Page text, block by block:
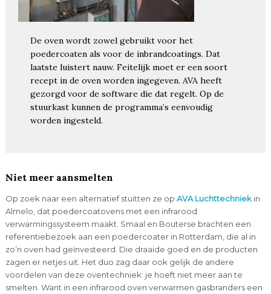
De oven wordt zowel gebruikt voor het
poedercoaten als voor de inbrandcoatings. Dat
laatste luistert nauw. Feitelijk moet er een soort
recept in de oven worden ingegeven. AVA heeft
gezorgd voor de software die dat regelt. Op de
stuurkast kunnen de programma’s eenvoudig
worden ingesteld.
Niet meer aansmelten
Op zoek naar een alternatief stuitten ze op AVA Luchttechniekin
Almelo, dat poedercoatovens met een infrarood
verwarmingssysteem maakt. Smaal en Bouterse brachten een
referentiebezoek aan een poedercoater in Rotterdam, die al in
zo’n oven had geïnvesteerd. Die draaide goed en de producten
zagen er netjes uit. Het duo zag daar ook gelijk de andere
voordelen van deze oventechniek: je hoeft niet meer aan te
smelten. Want in een infrarood oven verwarmen gasbranders een